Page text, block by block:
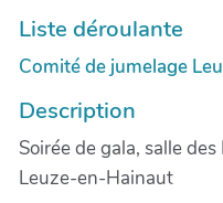
Liste déroulante
Comité de jumelage
Description
Soirée de gala, salle
Leuze-en-Hainaut